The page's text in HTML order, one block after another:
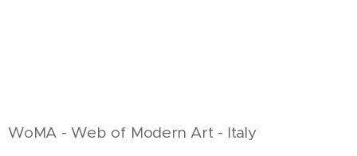
WoMA - Web of Modern Art - Italy